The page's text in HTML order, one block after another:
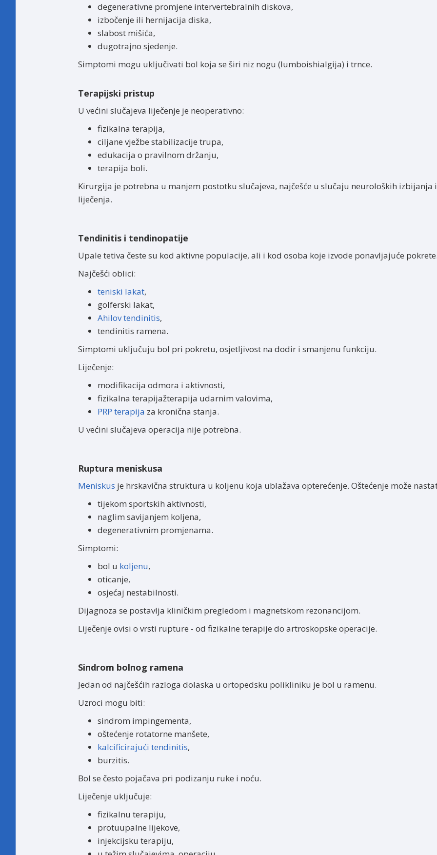
degenerativne promjene intervertebralnih diskova,
izbočenje ili hernijacija diska,
slabost mišića,
dugotrajno sjedenje.
Simptomi mogu uključivati ​​bol koja se širi niz nogu (lumboishialgija) i trnce.
Terapijski pristup
U većini slučajeva liječenje je neoperativno:
fizikalna terapija,
ciljane vježbe stabilizacije trupa,
edukacija o pravilnom držanju,
terapija boli.
Kirurgija je potrebna u manjem postotku slučajeva, najčešće u slučaju neuroloških izbijanja
liječenja.
Tendinitis i tendinopatije
Upale tetiva česte su kod aktivne populacije, ali i kod osoba koje izvode ponavljajuće
Najčešći oblici:
teniski lakat,
golferski lakat,
Ahilov tendinitis,
tendinitis ramena.
Simptomi uključuju bol pri pokretu, osjetljivost na dodir i smanjenu funkciju.
Liječenje:
modifikacija odmora i aktivnosti,
fizikalna terapijažterapija udarnim valovima,
PRP terapija za kronična stanja.
U većini slučajeva operacija nije potrebna.
Ruptura meniskusa
Meniskus je hrskavična struktura u koljenu koja ublažava opterećenje. Oštećenje može
tijekom sportskih aktivnosti,
naglim savijanjem koljena,
degenerativnim promjenama.
Simptomi:
bol u koljenu,
oticanje,
osjećaj nestabilnosti.
Dijagnoza se postavlja kliničkim pregledom i magnetskom rezonancijom.
Liječenje ovisi o vrsti rupture - od fizikalne terapije do artroskopske operacije.
Sindrom bolnog ramena
Jedan od najčešćih razloga dolaska u ortopedsku polikliniku je bol u ramenu.
Uzroci mogu biti:
sindrom impingementa,
oštećenje rotatorne manšete,
kalcificirajući tendinitis,
burzitis.
Bol se često pojačava pri podizanju ruke i noću.
Liječenje uključuje:
fizikalnu terapiju,
protuupalne lijekove,
injekcijsku terapiju,